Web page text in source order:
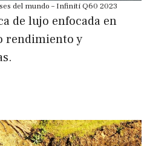
del mundo – Infiniti Q60 2023
de lujo enfocada en
rendimiento y